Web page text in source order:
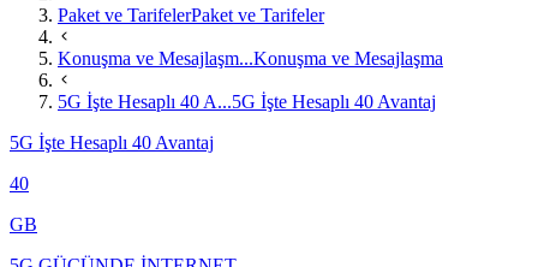
Paket ve TarifelerPaket ve Tarifeler
Konuşma ve Mesajlaşm...Konuşma ve Mesajlaşma
5G İşte Hesaplı 40 A...5G İşte Hesaplı 40 Avantaj
5G İşte Hesaplı 40 Avantaj
40
GB